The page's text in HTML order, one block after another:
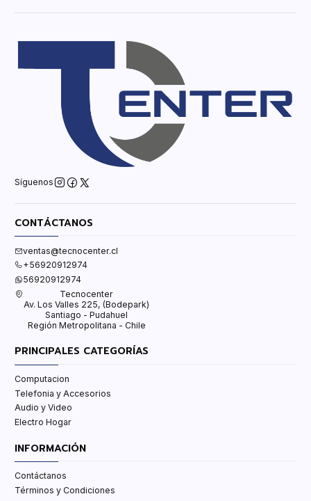
Síguenos
CONTÁCTANOS
ventas@tecnocenter.cl
+56920912974
56920912974
Tecnocenter
Av. Los Valles 225, (Bodepark)
Santiago - Pudahuel
Región Metropolitana - Chile
PRINCIPALES CATEGORÍAS
Computacion
Telefonia y Accesorios
Audio y Video
Electro Hogar
INFORMACIÓN
Contáctanos
Términos y Condiciones